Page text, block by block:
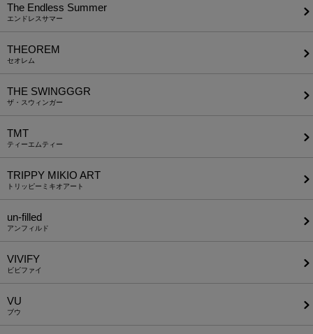
The Endless Summer
エンドレスサマー
THEOREM
セオレム
THE SWINGGGR
ザ・スウィンガー
TMT
ティーエムティー
TRIPPY MIKIO ART
トリッピーミキオアート
un-filled
アンフィルド
VIVIFY
ビビファイ
VU
ブウ